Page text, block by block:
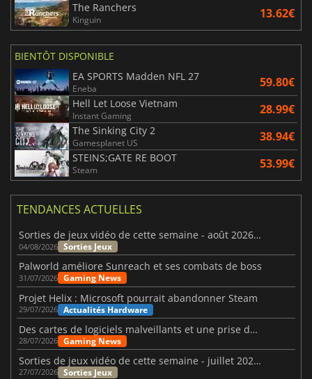
The Ranchers
Kinguin 13.62€
BIENTÔT DISPONIBLE
EA SPORTS Madden NFL 27
Eneba 59.80€
Hell Let Loose Vietnam
Instant Gaming 28.99€
The Sinking City 2
Gamesplanet US 38.94€
STEINS;GATE RE BOOT
Steam 53.99€
TENDANCES ACTUELLES
Sorties de jeux vidéo de cette semaine - août 2026 (semaine 32)
04/08/2026 Sorties Jeux
Palworld améliore Sunreach et ses combats de boss
31/07/2026 Gaming News
Projet Helix : Microsoft pourrait abandonner Steam
29/07/2026 Actualités Hardware
Des cartes de logiciels malveillants et une prise de contrôle de Discord ont touché Meccha Chameleon
28/07/2026 Gaming News
Sorties de jeux vidéo de cette semaine - juillet 2026 (semaine 31)
27/07/2026 Sorties Jeux